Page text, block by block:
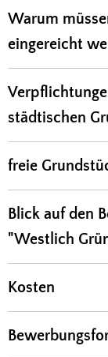
Warum
eingereicht
städtischen
freie
Blick auf den
"Westlich
Kosten